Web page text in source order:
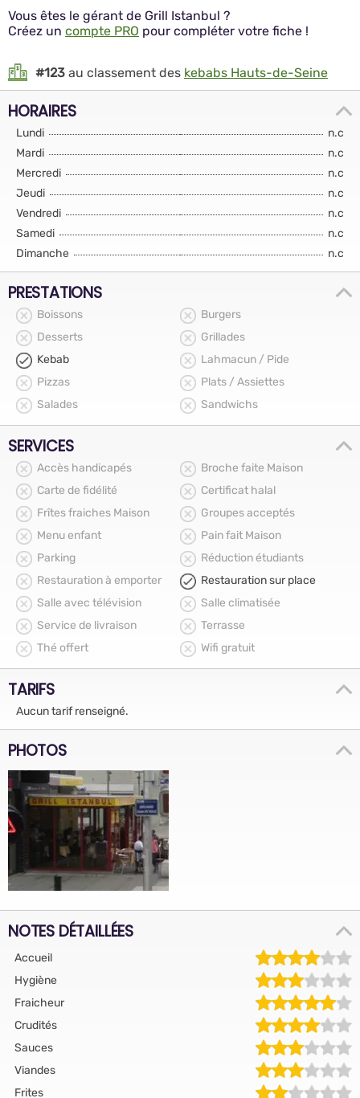
Vous êtes le gérant de Grill Istanbul ?
Créez un compte PRO pour compléter votre fiche !
#123 au classement des kebabs Hauts-de-Seine
HORAIRES
Lundi
n.c
Mardi
n.c
Mercredi
n.c
Jeudi
n.c
Vendredi
n.c
Samedi
n.c
Dimanche
n.c
PRESTATIONS
Boissons
Burgers
Desserts
Grillades
Kebab
Lahmacun / Pide
Pizzas
Plats / Assiettes
Salades
Sandwichs
SERVICES
Accès handicapés
Broche faite Maison
Carte de fidélité
Certificat halal
Frîtes fraiches Maison
Groupes acceptés
Menu enfant
Pain fait Maison
Parking
Réduction étudiants
Restauration à emporter
Restauration sur place
Salle avec télévision
Salle climatisée
Service de livraison
Terrasse
Thé offert
Wifi gratuit
TARIFS
Aucun tarif renseigné.
PHOTOS
NOTES DÉTAILLÉES
Accueil
Hygiène
Fraicheur
Crudités
Sauces
Viandes
Frites